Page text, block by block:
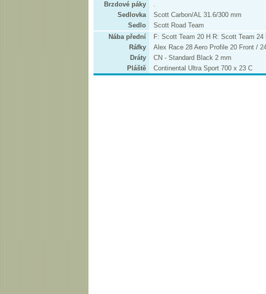
Brzdové páky
.
Sedlovka
Scott Carbon/AL 31.6/300 mm
Sedlo
Scott Road Team
Nába přední
F: Scott Team 20 H R: Scott Team 24
Ráfky
Alex Race 28 Aero Profile 20 Front /
Dráty
CN - Standard Black 2 mm
Pláště
Continental Ultra Sport 700 x 23 C